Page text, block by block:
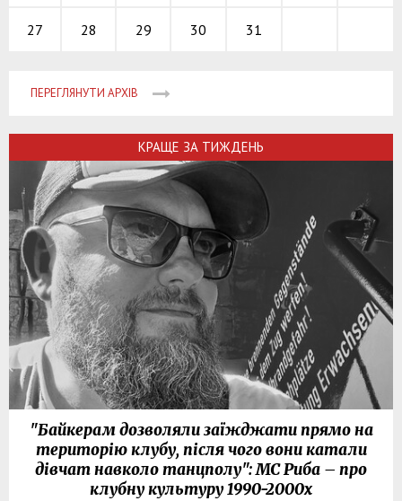
27 28 29 30 31
ПЕРЕГЛЯНУТИ АРХІВ
КРАЩЕ ЗА ТИЖДЕНЬ
"Байкерам дозволяли заїжджати прямо на
територію клубу, після чого вони катали
дівчат навколо танцполу": МС Риба – про
клубну культуру 1990-2000х